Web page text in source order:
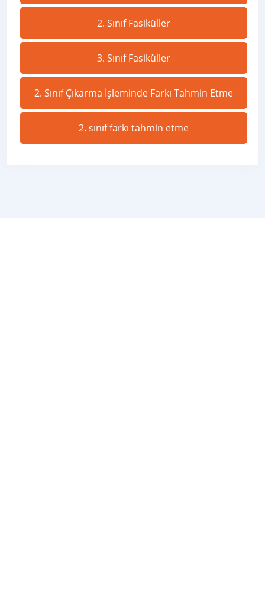
2. Sınıf Fasiküller
3. Sınıf Fasiküller
2. Sınıf Çıkarma İşleminde Farkı Tahmin Etme
2. sınıf farkı tahmin etme